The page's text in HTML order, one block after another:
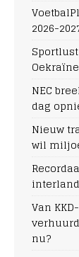
2026-
NEC
dag
Nieuw
wil
Van
nu?